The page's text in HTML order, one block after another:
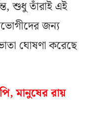
শুধু তাঁরাই এই
জন্য
ঘোষণা করেছে
মানুষের রায়